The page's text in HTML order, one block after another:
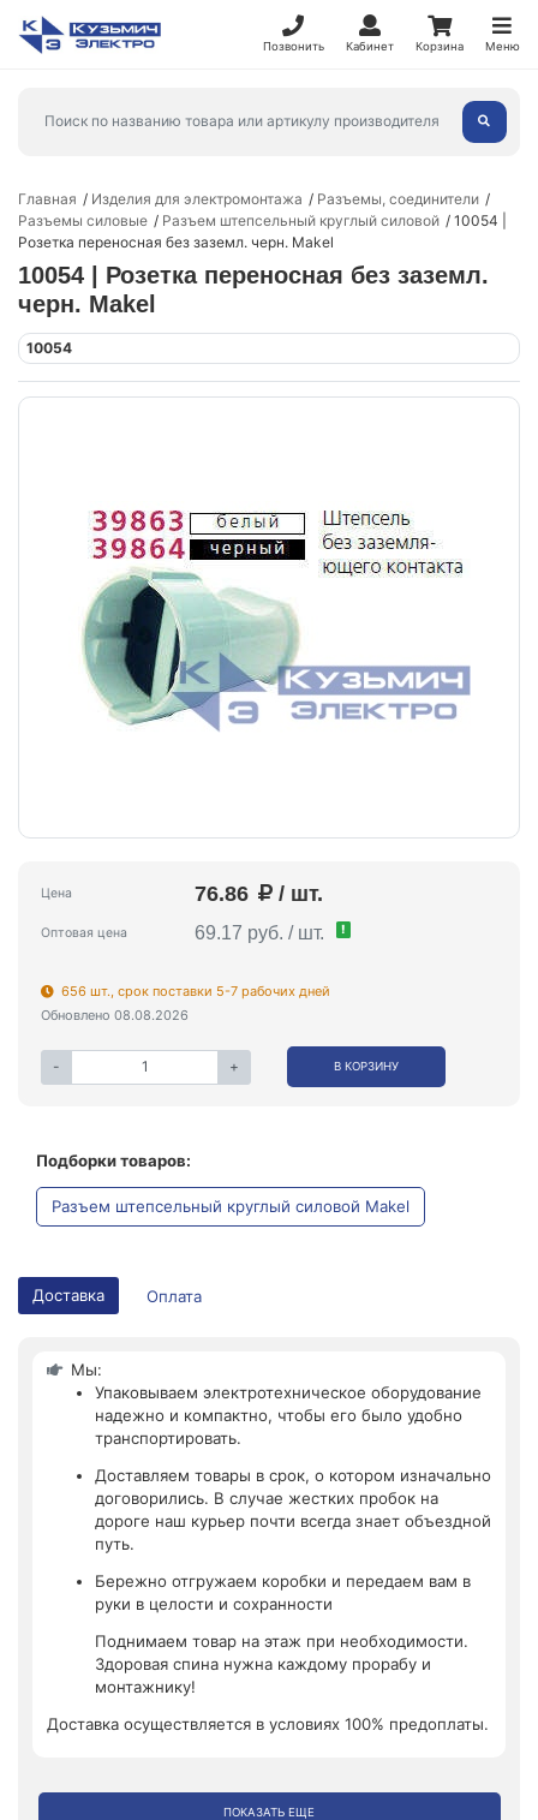
Позвонить Кабинет Корзина Меню
Главная Изделия для электромонтажа
Разъемы, соединители
Разъемы силовые
Разъем штепсельный круглый силовой
10054 |
Розетка переносная без заземл. черн. Makel
10054 | Розетка переносная без заземл.
черн. Makel
10054
Цена 76.86 / шт.
Оптовая цена 69.17 руб. / шт. !
656 шт., срок поставки 5-7 рабочих дней
Обновлено 08.08.2026
- + В КОРЗИНУ
Подборки товаров:
Разъем штепсельный круглый силовой Makel
Доставка Оплата
Мы:
Упаковываем электротехническое оборудование
надежно и компактно, чтобы его было удобно
транспортировать.
Доставляем товары в срок, о котором изначально
договорились. В случае жестких пробок на
дороге наш курьер почти всегда знает объездной
путь.
Бережно отгружаем коробки и передаем вам в
руки в целости и сохранности
Поднимаем товар на этаж при необходимости.
Здоровая спина нужна каждому прорабу и
монтажнику!
Доставка осуществляется в условиях 100% предоплаты.
ПОКАЗАТЬ ЕЩЕ